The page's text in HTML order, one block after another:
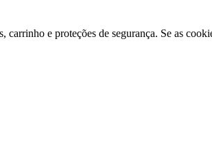
e proteções de segurança. Se as